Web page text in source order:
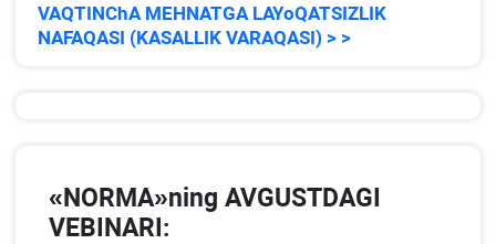
VAQTINChA MEHNATGA LAYoQATSIZLIK
NAFAQASI (KASALLIK VARAQASI) > >
«NORMA»ning AVGUSTDAGI
VEBINARI: